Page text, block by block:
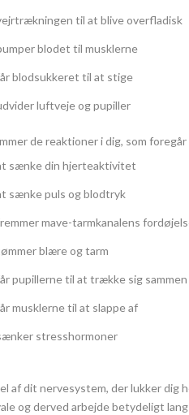
til at blive overfladisk
blodet til musklerne
blodsukkeret til at stige
luftveje og pupiller
de reaktioner i dig, som
sænke din hjerteaktivitet
sænke puls og blodtryk
mave-tarmkanalens
blære og tarm
pupillerne til at trække sig sammen
musklerne til at slappe af
stresshormoner
af dit nervesystem, der lukker
og derved arbejde betydeligt
ofte